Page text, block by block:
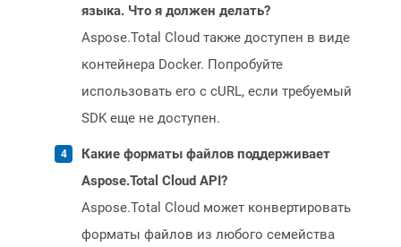
языка. Что я должен делать?
Aspose.Total Cloud также доступен в виде
контейнера Docker. Попробуйте
использовать его с cURL, если требуемый
SDK еще не доступен.
Какие форматы файлов поддерживает
Aspose.Total Cloud API?
Aspose.Total Cloud может конвертировать
форматы файлов из любого семейства